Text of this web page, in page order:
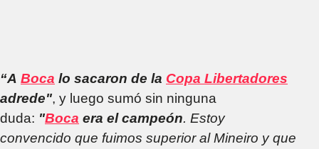
“A Boca lo sacaron de la Copa Libertadores
adrede", y luego sumó sin ninguna
duda: "Boca era el campeón. Estoy
convencido que fuimos superior al Mineiro y que